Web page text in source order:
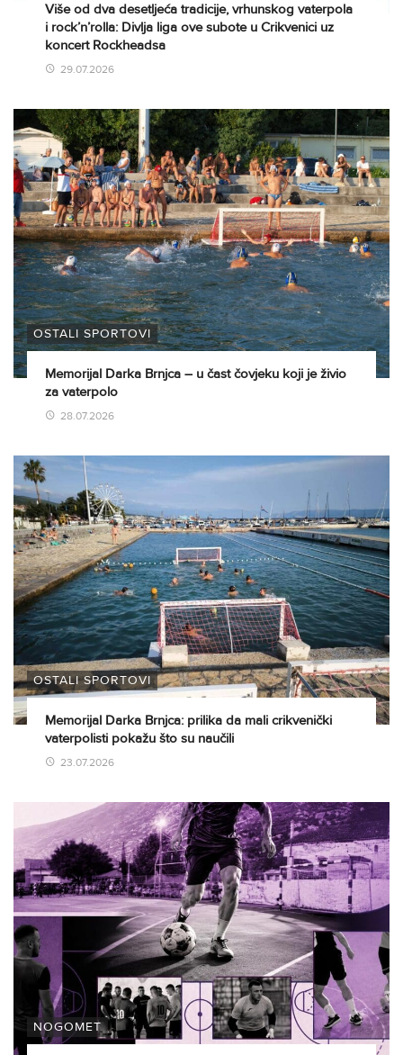
Više od dva desetljeća tradicije, vrhunskog vaterpola
i rock’n’rolla: Divlja liga ove subote u Crikvenici uz
koncert Rockheadsa
29.07.2026
OSTALI SPORTOVI
Memorijal Darka Brnjca – u čast čovjeku koji je živio
za vaterpolo
28.07.2026
OSTALI SPORTOVI
Memorijal Darka Brnjca: prilika da mali crikvenički
vaterpolisti pokažu što su naučili
23.07.2026
NOGOMET